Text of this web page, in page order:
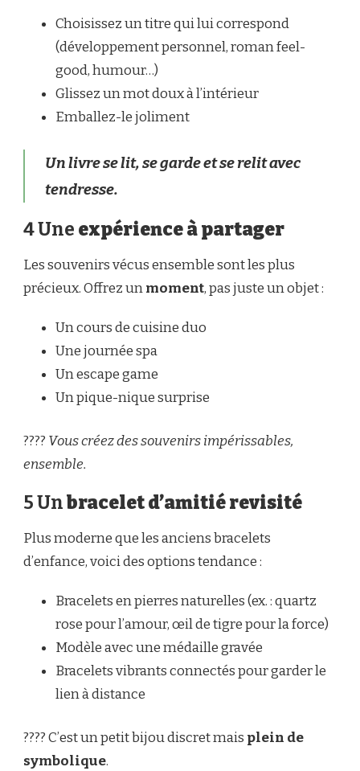
Choisissez un titre qui lui correspond
(développement personnel, roman feel-
good, humour…)
Glissez un mot doux à l’intérieur
Emballez-le joliment
Un livre se lit, se garde et se relit avec
tendresse.
4 Une expérience à partager
Les souvenirs vécus ensemble sont les plus
précieux. Offrez unmoment, pas juste un objet :
Un cours de cuisine duo
Une journée spa
Un escape game
Un pique-nique surprise
???? Vous créez des souvenirs impérissables,
ensemble.
5 Unbracelet d’amitié revisité
Plus moderne que les anciens bracelets
d’enfance, voici des options tendance :
Bracelets en pierres naturelles (ex. : quartz
rose pour l’amour, œil de tigre pour la force)
Modèle avec une médaille gravée
Bracelets vibrants connectés pour garder le
lien à distance
???? C’est un petit bijou discret mais plein de
symbolique.